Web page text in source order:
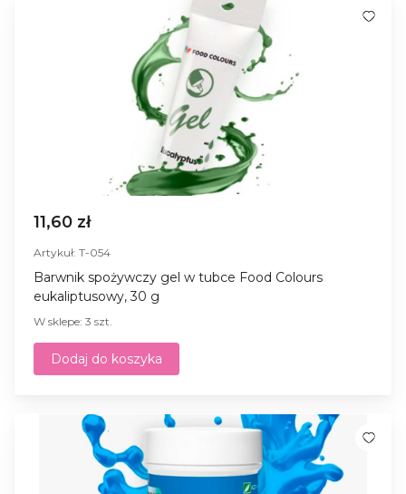
11,60 zł
Artykuł: T-054
Barwnik spożywczy gel w tubce Food Colours
eukaliptusowy, 30 g
W sklepe: 3 szt.
Dodaj do koszyka